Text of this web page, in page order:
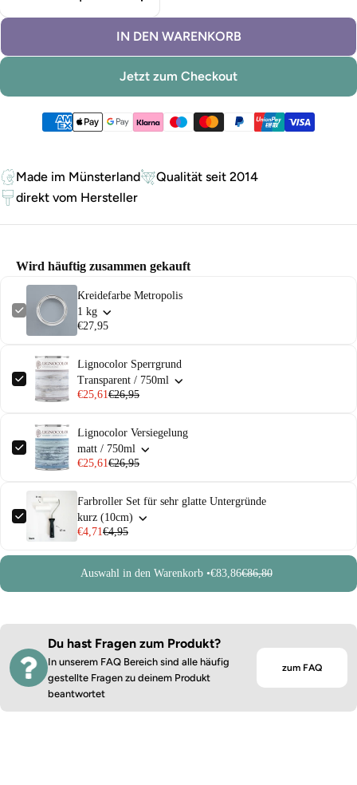
Menge für Kreidefarbe Metropolis verringern
Menge für Kreidefarbe
IN DEN WARENKORB
Jetzt zum Checkout
Zahlungsmethoden
Made im Münsterland
Qualität seit 2014
direkt vom Hersteller
Wird häuftig zusammen gekauft
Kreidefarbe Metropolis
1 kg
€27,95
Lignocolor Sperrgrund
Transparent / 750ml
€25,61€26,95
Lignocolor Versiegelung
matt / 750ml
€25,61€26,95
Farbroller Set für sehr glatte Untergründe
kurz (10cm)
€4,71€4,95
Auswahl in den Warenkorb •€83,86€86,80
Du hast Fragen zum Produkt?
In unserem FAQ Bereich sind alle häufig
gestellte Fragen zu deinem Produkt
beantwortet
zum FAQ